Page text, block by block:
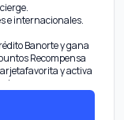
e internacionales.
Banorte y gana
Recompensa
y activa